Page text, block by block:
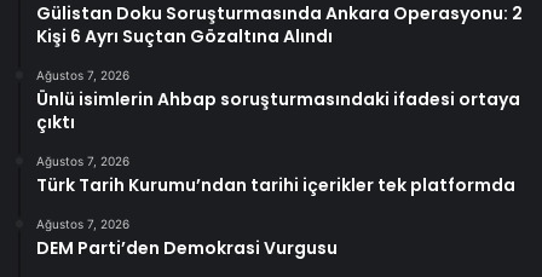
Gülistan Doku Soruşturmasında Ankara Operasyonu: 2
Kişi 6 Ayrı Suçtan Gözaltına Alındı
Ağustos 7, 2026
Ünlü isimlerin Ahbap soruşturmasındaki ifadesi ortaya
çıktı
Ağustos 7, 2026
Türk Tarih Kurumu’ndan tarihi içerikler tek platformda
Ağustos 7, 2026
DEM Parti’den Demokrasi Vurgusu